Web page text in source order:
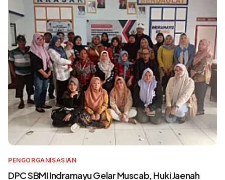
PENGORGANISASIAN
DPC SBMI Indramayu Gelar Muscab, Huki Jaenah